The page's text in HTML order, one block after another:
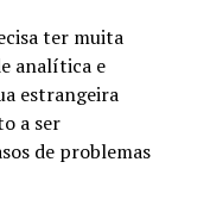
ter muita
analítica e
estrangeira
a ser
de problemas